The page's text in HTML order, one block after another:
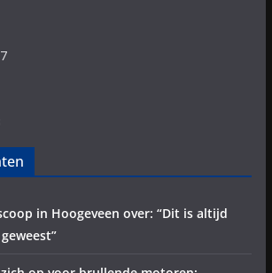
in Hoogeveen over: “Dit is altijd